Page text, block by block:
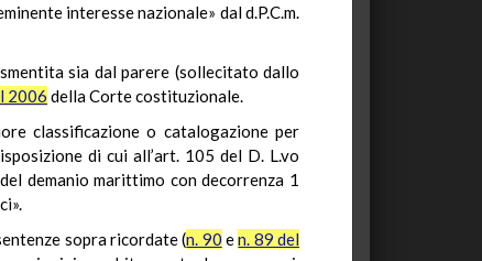
interesse nazionale» dal d.P.C.m.
sia dal parere (sollecitato dallo
2006 della Corte costituzionale.
classificazione o catalogazione per
di cui all’art. 105 del D. L.vo
demanio marittimo con decorrenza 1
sopra ricordate (n. 90 en. 89 del